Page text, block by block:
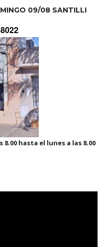
09/08 SANTILLI
hasta el lunes a las 8.00